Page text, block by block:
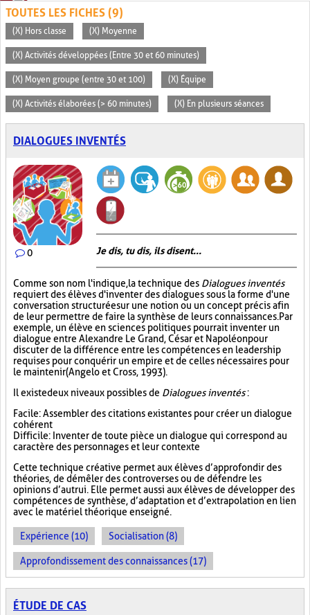
TOUTES LES FICHES (9)
(X) Hors classe (X) Moyenne
(X) Activités développées (Entre 30 et 60 minutes)
(X) Moyen groupe (entre 30 et 100) (X) Équipe
(X) Activités élaborées (> 60 minutes) (X) En plusieurs séances
DIALOGUES INVENTÉS
0 Je dis, tu dis, ils disent...
Comme son nom l'indique, la technique des Dialogues inventés
requiert des élèves d'inventer des dialogues sous la forme d'une
conversation structurée sur une notion ou un concept précis afin
de leur permettre de faire la synthèse de leurs connaissances. Par
exemple, un élève en sciences politiques pourrait inventer un
dialogue entre Alexandre Le Grand, César et Napoléon pour
discuter de la différence entre les compétences en leadership
requises pour conquérir un empire et de celles nécessaires pour
le maintenir (Angelo et Cross, 1993).
Il existe deux niveaux possibles de Dialogues inventés:
Facile : Assembler des citations existantes pour créer un dialogue
cohérent
Difficile : Inventer de toute pièce un dialogue qui correspond au
caractère des personnages et leur contexte
Cette technique créative permet aux élèves d’approfondir des
théories, de démêler des controverses ou de défendre les
opinions d’autrui. Elle permet aussi aux élèves de développer des
compétences de synthèse, d’adaptation et d’extrapolation en lien
avec le matériel théorique enseigné.
Expérience (10) Socialisation (8)
Approfondissement des connaissances (17)
ÉTUDE DE CAS